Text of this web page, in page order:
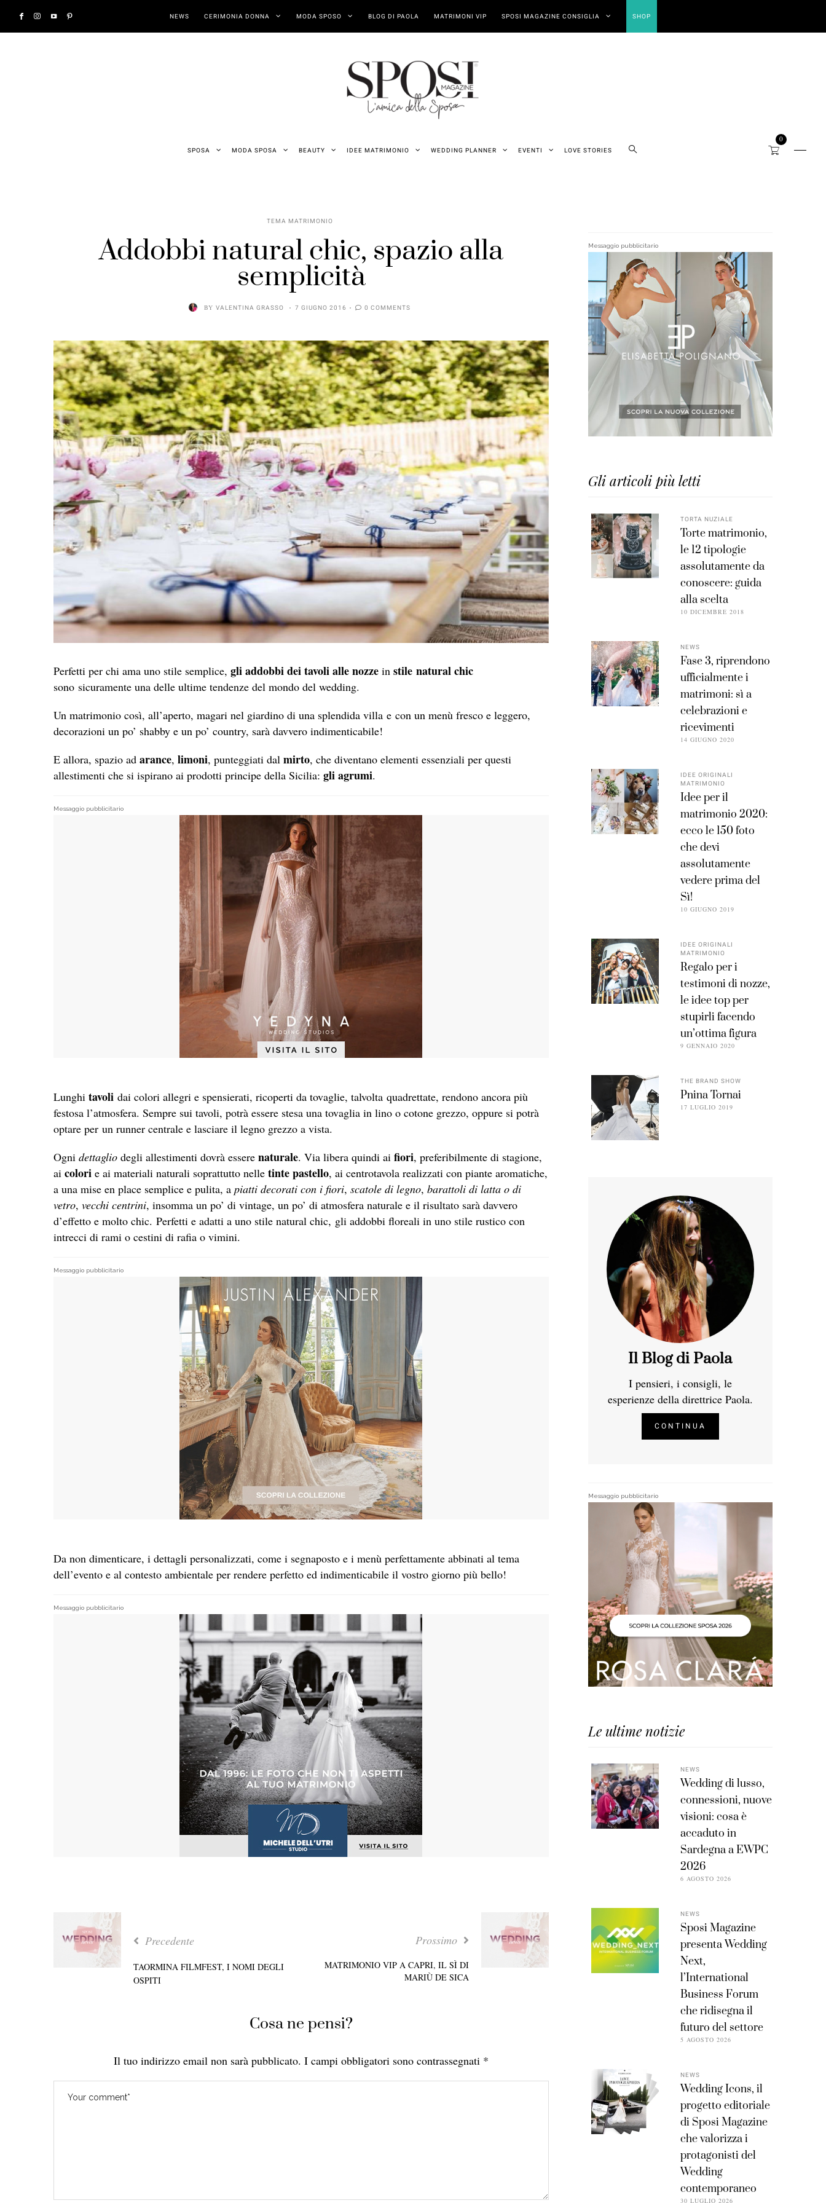
NEWS CERIMONIA DONNA MODA SPOSO BLOG DI PAOLA MATRIMONI VIP SPOSI MAGAZINE CONSIGLIA SHOP
SPOSA MODA SPOSA BEAUTY IDEE MATRIMONIO WEDDING PLANNER EVENTI LOVE STORIES
0
TEMA MATRIMONIO
Addobbi natural chic, spazio alla
semplicità
BYVALENTINA GRASSO 7 GIUGNO 2016 0 COMMENTS
Perfetti per chi ama uno stile semplice, gli addobbi dei tavoli alle nozze in stile natural chic
sono sicuramente una delle ultime tendenze del mondo del wedding.
Un matrimonio così, all’aperto, magari nel giardino di una splendida villa e con un menù fresco e leggero,
decorazioni un po’ shabby e un po’ country, sarà davvero indimenticabile!
E allora, spazio ad arance, limoni, punteggiati dal mirto, che diventano elementi essenziali per questi
allestimenti che si ispirano ai prodotti principe della Sicilia: gli agrumi.
Messaggio pubblicitario
Lunghi tavoli dai colori allegri e spensierati, ricoperti da tovaglie, talvolta quadrettate, rendono ancora più
festosa l’atmosfera. Sempre sui tavoli, potrà essere stesa una tovaglia in lino o cotone grezzo, oppure si potrà
optare per un runner centrale e lasciare il legno grezzo a vista.
Ogni dettaglio degli allestimenti dovrà essere naturale. Via libera quindi ai fiori, preferibilmente di stagione,
ai colori e ai materiali naturali soprattutto nelle tinte pastello, ai centrotavola realizzati con piante aromatiche,
a una mise en place semplice e pulita, a piatti decorati con i fiori, scatole di legno, barattoli di latta o di
vetro, vecchi centrini, insomma un po’ di vintage, un po’ di atmosfera naturale e il risultato sarà davvero
d’effetto e molto chic. Perfetti e adatti a uno stile natural chic, gli addobbi floreali in uno stile rustico con
intrecci di rami o cestini di rafia o vimini.
Messaggio pubblicitario
Da non dimenticare, i dettagli personalizzati, come i segnaposto e i menù perfettamente abbinati al tema
dell’evento e al contesto ambientale per rendere perfetto ed indimenticabile il vostro giorno più bello!
Messaggio pubblicitario
Precedente
TAORMINA FILMFEST, I NOMI DEGLI
OSPITI
Prossimo
MATRIMONIO VIP A CAPRI, IL SÌ DI
MARIÙ DE SICA
Cosa ne pensi?
Il tuo indirizzo email non sarà pubblicato. I campi obbligatori sono contrassegnati *
Messaggio pubblicitario
Gli articoli più letti
TORTA NUZIALE
Torte matrimonio,
le 12 tipologie
assolutamente da
conoscere: guida
alla scelta
10 DICEMBRE 2018
NEWS
Fase 3, riprendono
ufficialmente i
matrimoni: sì a
celebrazioni e
ricevimenti
14 GIUGNO 2020
IDEE ORIGINALI
MATRIMONIO
Idee per il
matrimonio 2020:
ecco le 150 foto
che devi
assolutamente
vedere prima del
Sì!
10 GIUGNO 2019
IDEE ORIGINALI
MATRIMONIO
Regalo per i
testimoni di nozze,
le idee top per
stupirli facendo
un’ottima figura
9 GENNAIO 2020
THE BRAND SHOW
Pnina Tornai
17 LUGLIO 2019
Il Blog di Paola
I pensieri, i consigli, le
esperienze della direttrice Paola.
CONTINUA
Messaggio pubblicitario
Le ultime notizie
NEWS
Wedding di lusso,
connessioni, nuove
visioni: cosa è
accaduto in
Sardegna a EWPC
2026
6 AGOSTO 2026
NEWS
Sposi Magazine
presenta Wedding
Next,
l’International
Business Forum
che ridisegna il
futuro del settore
5 AGOSTO 2026
NEWS
Wedding Icons, il
progetto editoriale
di Sposi Magazine
che valorizza i
protagonisti del
Wedding
contemporaneo
30 LUGLIO 2026